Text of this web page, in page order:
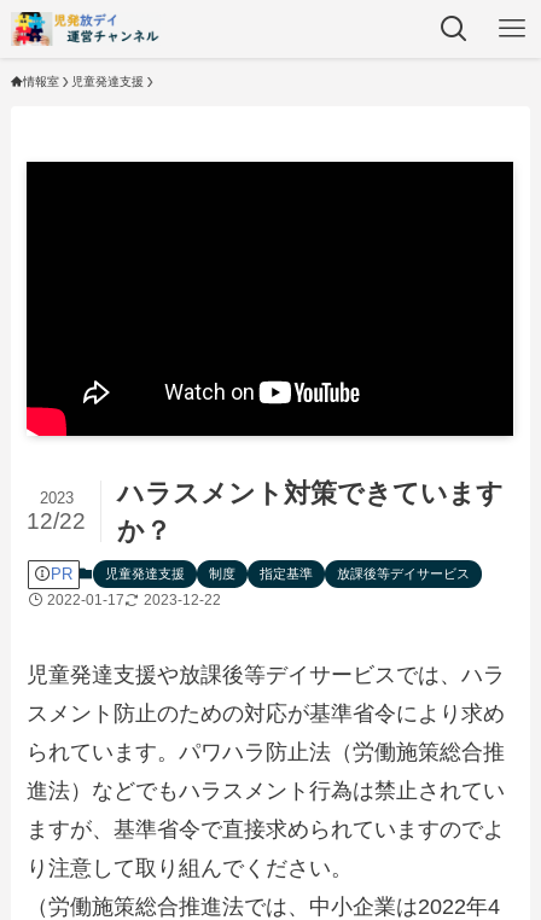
情報室 児童発達支援
ハラスメント対策できています
か？
2023
12/22
PR 児童発達支援 制度 指定基準 放課後等デイサービス
2022-01-17 2023-12-22
児童発達支援や放課後等デイサービスでは、ハラ
スメント防止のための対応が基準省令により求め
られています。パワハラ防止法（労働施策総合推
進法）などでもハラスメント行為は禁止されてい
ますが、基準省令で直接求められていますのでよ
り注意して取り組んでください。
（労働施策総合推進法では、中小企業は2022年4